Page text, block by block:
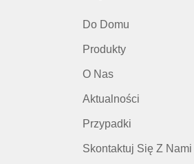
Do Domu
Produkty
O Nas
Aktualności
Przypadki
Skontaktuj Się Z Nami